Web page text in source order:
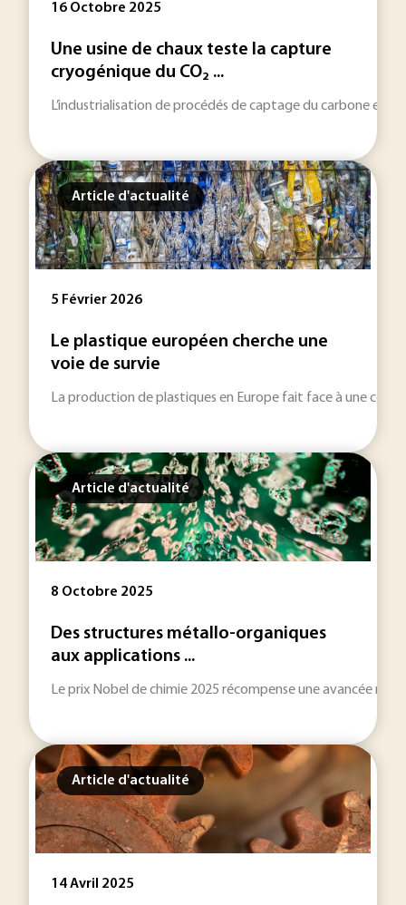
16 Octobre 2025
Une usine de chaux teste la capture
cryogénique du CO₂ ...
L’industrialisation de procédés de captage du carbone est
Article d'actualité
5 Février 2026
Le plastique européen cherche une
voie de survie
La production de plastiques en Europe fait face à une
Article d'actualité
8 Octobre 2025
Des structures métallo-organiques
aux applications ...
Le prix Nobel de chimie 2025 récompense une avancée
Article d'actualité
14 Avril 2025